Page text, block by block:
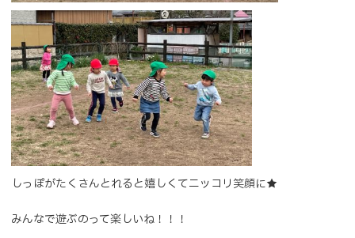
しっぽがたくさんとれると嬉しくてニッコリ笑顔に★
みんなで遊ぶのって楽しいね！！！